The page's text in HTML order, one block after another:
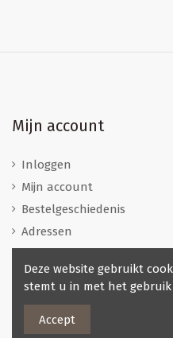
Mijn account
Inloggen
Mijn account
Bestelgeschiedenis
Adressen
Deze website gebruikt
stemt u in met het gebruik
Accept